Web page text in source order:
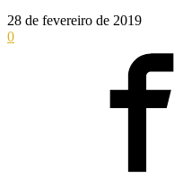
28 de fevereiro de 2019
0